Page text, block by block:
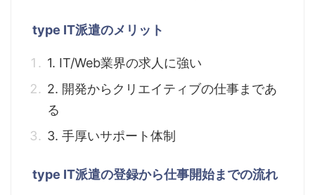
type IT派遣のメリット
1. IT/Web業界の求人に強い
2. 開発からクリエイティブの仕事まであ
る
3. 手厚いサポート体制
type IT派遣の登録から仕事開始までの流れ